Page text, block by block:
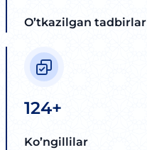
O’tkazilgan tadbirlar
124+
Ko’ngillilar